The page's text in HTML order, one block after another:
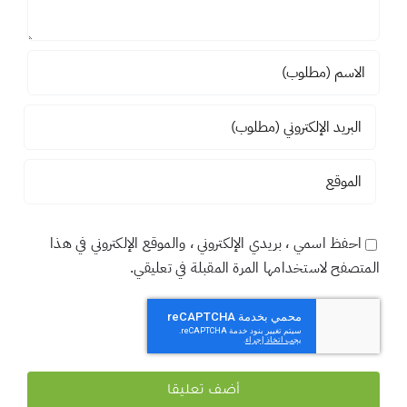
احفظ اسمي ، بريدي الإلكتروني ، والموقع الإلكتروني في هذا
المتصفح لاستخدامها المرة المقبلة في تعليقي.